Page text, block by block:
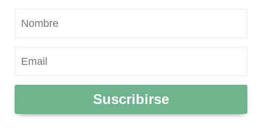
Suscribirse